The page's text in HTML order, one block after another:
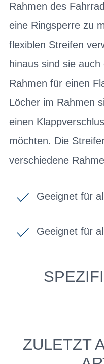
Rahmen des
eine Ringsperre zu
flexiblen Streifen
hinaus sind sie
Rahmen für einen
Löcher im Rahmen
einen
möchten. Die
verschiedene
Geeignet für
Geeignet für
ZULETZT